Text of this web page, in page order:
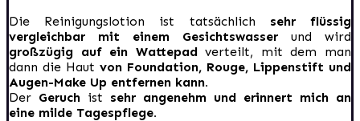
Die Reinigungslotion ist tatsächlich sehr flüssig
vergleichbar mit einem Gesichtswasser und wird
großzügig auf ein Wattepadverteilt, mit dem man
dann die Haut von Foundation, Rouge, Lippenstift und
Augen-Make Up entfernen kann.
Der Geruch ist sehr angenehm und erinnert mich an
eine milde Tagespflege.